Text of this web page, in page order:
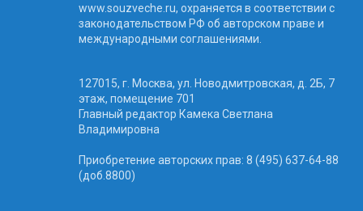
www.souzveche.ru, охраняется в соответствии с
законодательством РФ об авторском праве и
международными соглашениями.
127015, г. Москва, ул. Новодмитровская, д. 2Б, 7
этаж, помещение 701
Главный редактор Камека Светлана
Владимировна
Приобретение авторских прав: 8 (495) 637-64-88
(доб.8800)